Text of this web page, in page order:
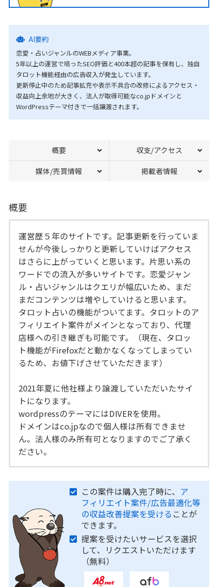
AI要約
恋愛・占いジャンルのWEBメディア事業。
5年以上の運営で培ったSEO評価と400本超の記事を保有し、独自
タロット機能経由の広告収入が発生しています。
更新停止中のため記事拡充や表示不具合の改修によるアクセス・
収益向上余地が大きく、法人が取得可能なco.jpドメインと
WordPressテーマ付きで一括譲渡されます。
概要 収支/アクセス
媒体/売買情報 掲載者情報
概要
運営歴５年のサイトです。記事更新を行っていま
せんが今後しっかりと更新していけばアクセス
はさらに上がっていくと思います。片思い系の
ワードでの流入が多いサイトです。恋愛ジャン
ル・占いジャンルはクエリが幅広いため、まだ
まだコンテンツは増やしていけると思います。
タロット占いの機能がついてます。タロットのア
フィリエイト案件がメインとなっており、代理
店様への引き継ぎも可能です。（現在、タロッ
ト機能がFirefoxだと動かなくなってしまってい
るため、お値下げさせていただきます）
2021年夏に他社様より譲渡していただいたサイ
トになります。
wordpressのテーマにはDIVERを使用。
ドメインはco.jpなので個人様は所有できませ
ん。法人様のみ所有可となりますのでご了承く
ださい。
この案件は購入完了時に、 ア
フィリエイト案件/広告最適化等
の収益改善提案を受ける ことが
できます。
提案を受けたいサービスを選択
して、リクエストいただけます
（無料）